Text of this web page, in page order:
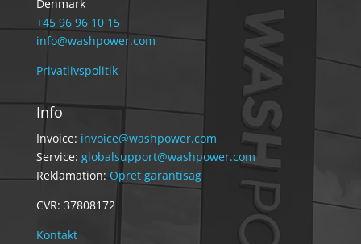
Denmark
+45 96 96 10 15
info@washpower.com
Privatlivspolitik
Info
Invoice: invoice@washpower.com
Service: globalsupport@washpower.com
Reklamation: Opret garantisag
CVR: 37808172
Kontakt